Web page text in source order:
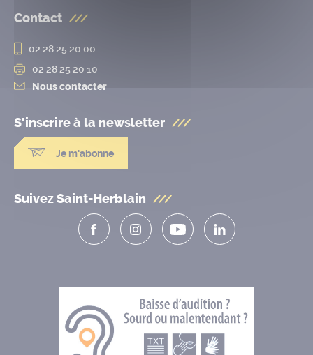
Contact
02 28 25 20 00
02 28 25 20 10
Nous contacter
S'inscrire à la newsletter
Je m'abonne
Suivez Saint-Herblain